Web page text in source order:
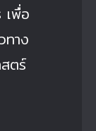
เพื่อ
ทาง
ตร์